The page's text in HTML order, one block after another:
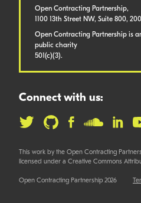
Open Contracting Partnership,
1100 13th Street NW, Suite 800,
Open Contracting Partnership is
public charity
501(c)(3).
Connect with us:
This work by the Open Contracting
licensed under a Creative Commons
Open Contracting Partnership 2026